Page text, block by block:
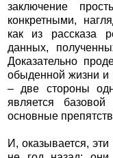
заключение
конкретными,
как из рассказа
данных,
Доказательно
обыденной жизни и
– две стороны
является
основные
И, оказывается,